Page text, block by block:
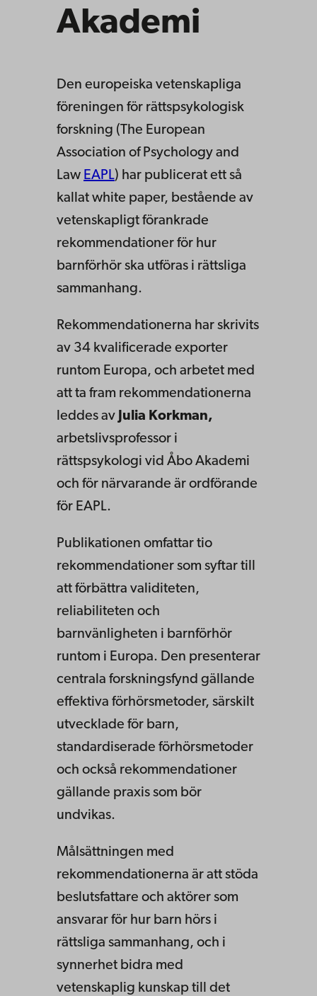
Akademi
Den europeiska vetenskapliga
föreningen för rättspsykologisk
forskning (The European
Association of Psychology and
Law EAPL) har publicerat ett så
kallat white paper, bestående av
vetenskapligt förankrade
rekommendationer för hur
barnförhör ska utföras i rättsliga
sammanhang.
Rekommendationerna har skrivits
av 34 kvalificerade exporter
runtom Europa, och arbetet med
att ta fram rekommendationerna
leddes av Julia Korkman,
arbetslivsprofessor i
rättspsykologi vid Åbo Akademi
och för närvarande är ordförande
för EAPL.
Publikationen omfattar tio
rekommendationer som syftar till
att förbättra validiteten,
reliabiliteten och
barnvänligheten i barnförhör
runtom i Europa. Den presenterar
centrala forskningsfynd gällande
effektiva förhörsmetoder, särskilt
utvecklade för barn,
standardiserade förhörsmetoder
och också rekommendationer
gällande praxis som bör
undvikas.
Målsättningen med
rekommendationerna är att stöda
beslutsfattare och aktörer som
ansvarar för hur barn hörs i
rättsliga sammanhang, och i
synnerhet bidra med
vetenskaplig kunskap till det